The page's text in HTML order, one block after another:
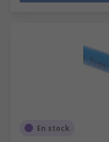
En stock